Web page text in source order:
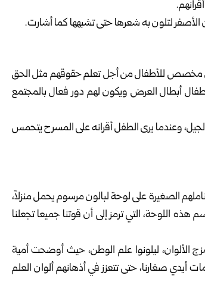
مخصص للأطفال من أجل تعلم حقوقهم مثل الحق
أبطال العرض ويكون لهم دور فعال بالمجتمع
وعندما يرى الطفل أقرانه على المسرح يتحمس
الصغيرة على لوحة لبالون مرسوم يحمل منزلاً،
اللوحة، التي ترمز إلى أن قوتنا جميعا تجعلنا
ليلونوا علم الوطن، حيث أوضحت أمية
صغارنا، حتى تتعزز في أذهانهم ألوان العلم